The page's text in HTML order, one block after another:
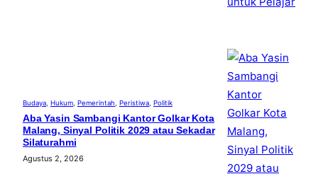
Budaya Hukum Pemerintah Peristiwa Politik
Aba Yasin Sambangi Kantor Golkar Kota
Malang, Sinyal Politik 2029 atau Sekadar
Silaturahmi
Agustus 2, 2026